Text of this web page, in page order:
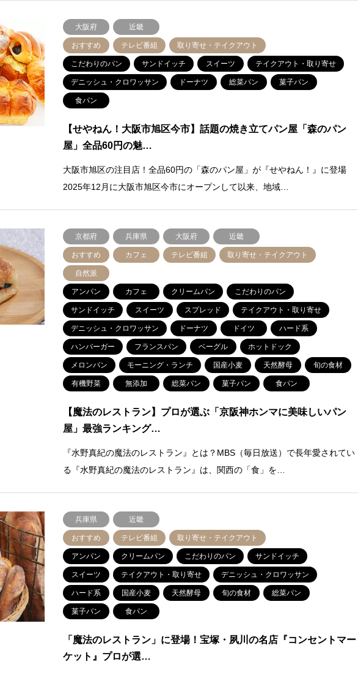
大阪府 近畿
おすすめ テレビ番組 取り寄せ・テイクアウト
こだわりのパン サンドイッチ スイーツ テイクアウト・取り寄せ
デニッシュ・クロワッサン ドーナツ 総菜パン 菓子パン
食パン
【せやねん！大阪市旭区今市】話題の焼き立てパン屋「森のパン
屋」全品60円の魅…
大阪市旭区の注目店！全品60円の「森のパン屋」が『せやねん！』に登場
2025年12月に大阪市旭区今市にオープンして以来、地域…
京都府 兵庫県 大阪府 近畿
おすすめ カフェ テレビ番組 取り寄せ・テイクアウト
自然派
アンパン カフェ クリームパン こだわりのパン
サンドイッチ スイーツ スプレッド テイクアウト・取り寄せ
デニッシュ・クロワッサン ドーナツ ドイツ ハード系
ハンバーガー フランスパン ベーグル ホットドック
メロンパン モーニング・ランチ 国産小麦 天然酵母 旬の食材
有機野菜 無添加 総菜パン 菓子パン 食パン
【魔法のレストラン】プロが選ぶ「京阪神ホンマに美味しいパン
屋」最強ランキング…
『水野真紀の魔法のレストラン』とは？MBS（毎日放送）で長年愛されてい
る『水野真紀の魔法のレストラン』は、関西の「食」を…
兵庫県 近畿
おすすめ テレビ番組 取り寄せ・テイクアウト
アンパン クリームパン こだわりのパン サンドイッチ
スイーツ テイクアウト・取り寄せ デニッシュ・クロワッサン
ハード系 国産小麦 天然酵母 旬の食材 総菜パン
菓子パン 食パン
「魔法のレストラン」に登場！宝塚・夙川の名店『コンセントマー
ケット』プロが選…